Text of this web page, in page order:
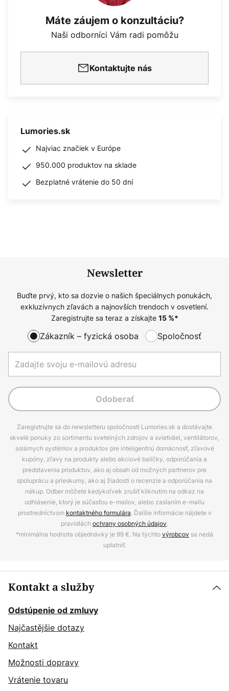
Máte záujem o konzultáciu?
Naši odborníci Vám radi pomôžu
Kontaktujte nás
Lumories.sk
Najviac značiek v Európe
950.000 produktov na sklade
Bezplatné vrátenie do 50 dní
Newsletter
Buďte prvý, kto sa dozvie o našich špeciálnych ponukách,
exkluzívnych zľavách a najnovších trendoch v osvetlení.
Zaregistrujte sa teraz a získajte 15%*
Zákazník – fyzická osoba Spoločnosť
Odoberať
Zaregistrujte sa do newsletteru spoločnosti Lumories.sk a dostávajte
skvelé ponuky zo sortimentu svetelných zdrojov a svietidiel, ventilátorov,
solárnych systémov a produktov pre inteligentnú domácnosť, zľavové
kupóny, zľavy na produkty alebo akciové balíčky, odporúčania a
predstavenia produktov, ako aj obsah od možných partnerov pre
spoluprácu a prieskumy, ako aj žiadosti o recenzie a odporúčania na
nákup. Odber môžete kedykoľvek zrušiť kliknutím na odkaz na
odhlásenie, ktorý je súčasťou e-mailov, alebo zaslaním e-mailu
prostredníctvom kontaktného formulára. Ďalšie informácie nájdete v
pravidlách ochrany osobných údajov.
*minimálna hodnota objednávky je 99 €. Na týchtovýrobcov sa nedá
uplatniť.
Kontakt a služby
Odstúpenie od zmluvy
Najčastějšie dotazy
Kontakt
Možnosti dopravy
Vrátenie tovaru